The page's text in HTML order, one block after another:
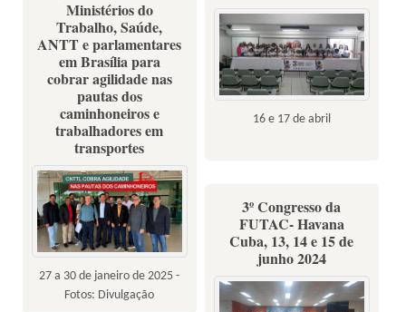
16 e 17 de abril
Ministérios do
Trabalho, Saúde,
ANTT e parlamentares
em Brasília para
cobrar agilidade nas
pautas dos
caminhoneiros e
trabalhadores em
transportes
27 a 30 de janeiro de 2025 -
Fotos: Divulgação
3º Congresso da
FUTAC- Havana
Cuba, 13, 14 e 15 de
junho 2024